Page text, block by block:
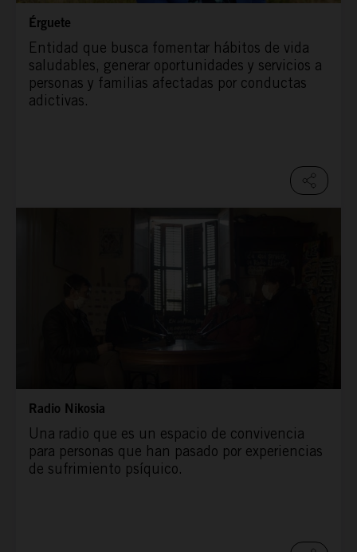
Érguete
Entidad que busca fomentar hábitos de vida
saludables, generar oportunidades y servicios a
personas y familias afectadas por conductas
adictivas.
Radio Nikosia
Una radio que es un espacio de convivencia
para personas que han pasado por experiencias
de sufrimiento psíquico.